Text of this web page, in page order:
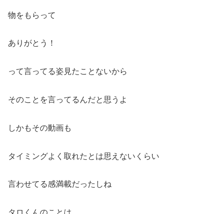
物をもらって
ありがとう！
って言ってる姿見たことないから
そのことを言ってるんだと思うよ
しかもその動画も
タイミングよく取れたとは思えないくらい
言わせてる感満載だったしね